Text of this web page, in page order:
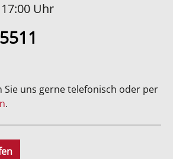
Uhr
Sie uns gerne telefonisch oder per
.